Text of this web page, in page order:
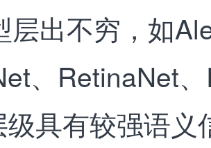
层出不穷，如
、RetinaNet
具有较强语义